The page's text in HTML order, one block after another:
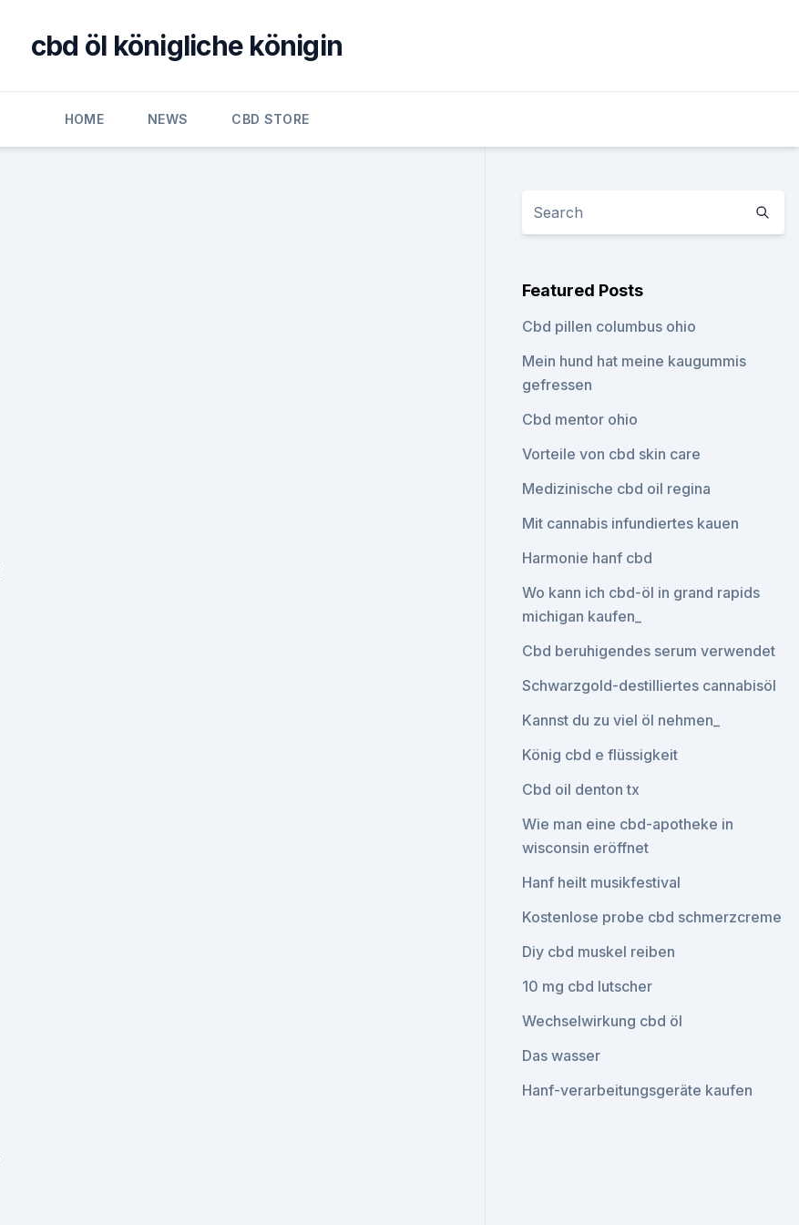
cbd öl königliche königin
HOME NEWS CBD STORE
Featured Posts
Cbd pillen columbus ohio
Mein hund hat meine kaugummis
gefressen
Cbd mentor ohio
Vorteile von cbd skin care
Medizinische cbd oil regina
Mit cannabis infundiertes kauen
Harmonie hanf cbd
Wo kann ich cbd-öl in grand rapids
michigan kaufen_
Cbd beruhigendes serum verwendet
Schwarzgold-destilliertes cannabisöl
Kannst du zu viel öl nehmen_
König cbd e flüssigkeit
Cbd oil denton tx
Wie man eine cbd-apotheke in
wisconsin eröffnet
Hanf heilt musikfestival
Kostenlose probe cbd schmerzcreme
Diy cbd muskel reiben
10 mg cbd lutscher
Wechselwirkung cbd öl
Das wasser
Hanf-verarbeitungsgeräte kaufen